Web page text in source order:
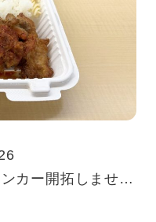
カー開拓しません